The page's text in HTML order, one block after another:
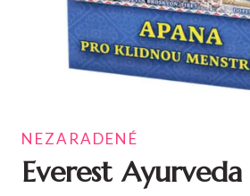
NEZARADENÉ
Everest Ayurveda